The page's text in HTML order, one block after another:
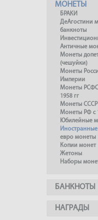
МОНЕТЫ
БРАКИ
ДеАгостини
банкноты
Античные
Монеты
(чешуйки)
Монеты
Империи
Монеты
1958 гг
Монеты СССР
Монеты РФ с
Юбилейные
евро монеты
Копии монет
Жетоны
Наборы
БАНКНОТЫ
НАГРАДЫ